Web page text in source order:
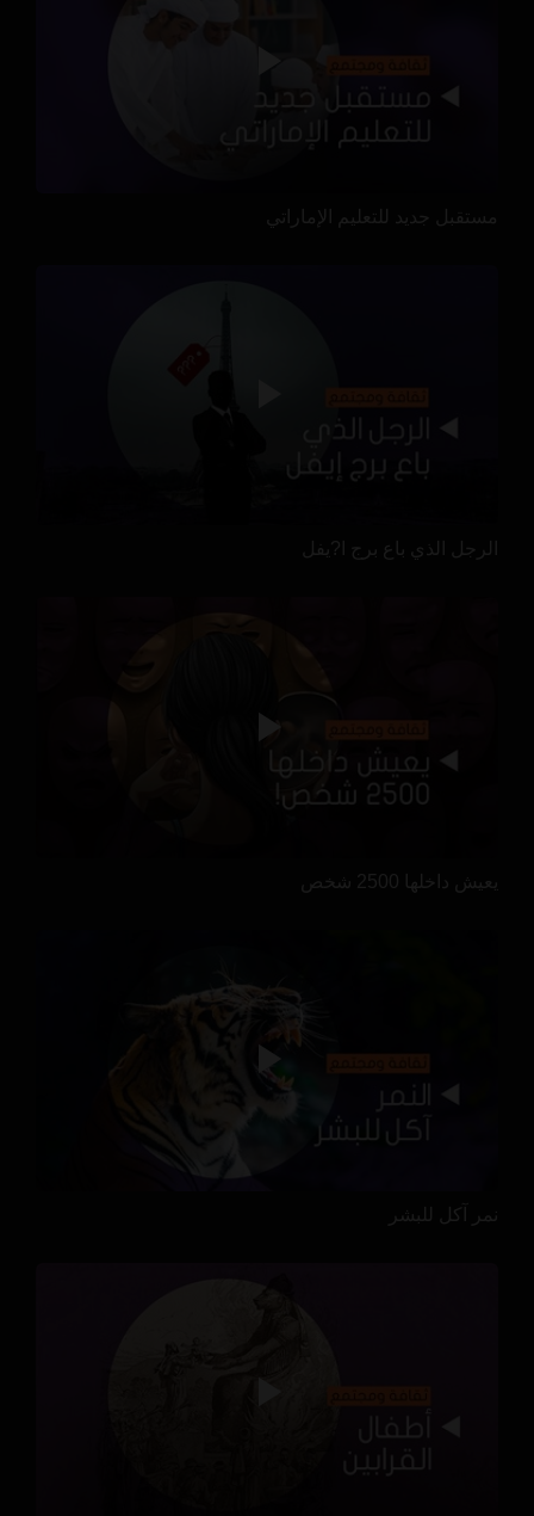
مستقبل جديد للتعليم الإماراتي
الرجل الذي باع برج ا?يفل
يعيش داخلها 2500 شخص
نمر آكل للبشر